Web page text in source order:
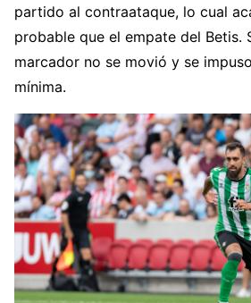
partido al contraataque, lo cual
probable que el empate del Betis.
marcador no se movió y se
mínima.